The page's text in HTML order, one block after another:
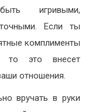
игривыми,
Если ты
комплименты
то это внесет
отношения.
вручать в руки